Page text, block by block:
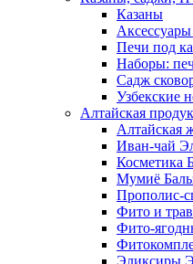
Казаны
Аксессуары
Печи под
Наборы:
Садж
Узбекские
Алтайская
Алтайская
Иван-чай
Косметика
Мумиё
Прополис-
Фито и
Фито-
Эликсиры